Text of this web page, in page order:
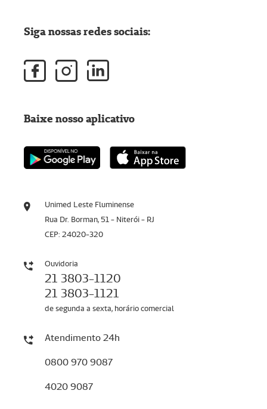
Unimed Leste Fluminense
Rua Dr. Borman, 51 - Niterói - RJ
CEP: 24020-320
Ouvidoria
21 3803-1120
21 3803-1121
de segunda a sexta, horário comercial
Atendimento 24h
0800 970 9087
4020 9087
Siga nossas redes sociais:
Baixe nosso aplicativo